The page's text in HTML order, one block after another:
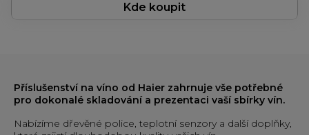
Kde koupit
Příslušenství na víno od Haier zahrnuje vše potřebné
pro dokonalé skladování a prezentaci vaší sbírky vín.
Nabízíme dřevěné police, teplotní senzory a další doplňky,